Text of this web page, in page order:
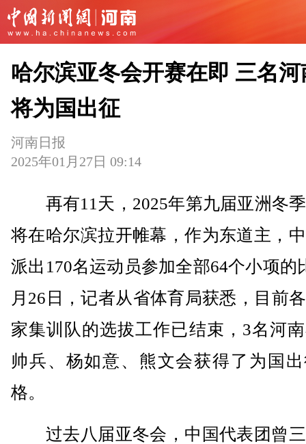
哈尔滨亚冬会开赛在即 三名
将为国出征
河南日报
2025年01月27日 09:14
再有11天，2025年第九届亚洲冬
将在哈尔滨拉开帷幕，作为东道主，
派出170名运动员参加全部64个小项的
月26日，记者从省体育局获悉，目前
家集训队的选拔工作已结束，3名河
帅兵、杨如意、熊文会获得了为国
格。
过去八届亚冬会，中国代表团曾